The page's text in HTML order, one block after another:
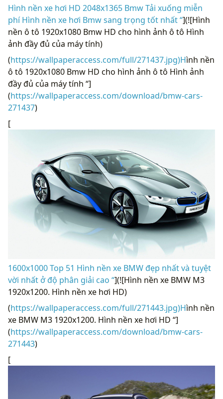
Hình nền xe hơi HD 2048x1365 Bmw Tải xuống miễn
phí Hình nền xe hơi Bmw sang trọng tốt nhất “](![Hình
nền ô tô 1920x1080 Bmw HD cho hình ảnh ô tô Hình
ảnh đầy đủ của máy tính)
(https://wallpaperaccess.com/full/271437.jpg)Hình nền
ô tô 1920x1080 Bmw HD cho hình ảnh ô tô Hình ảnh
đầy đủ của máy tính “]
(https://wallpaperaccess.com/download/bmw-cars-
271437)
[
1600x1000 Top 51 Hình nền xe BMW đẹp nhất và tuyệt
vời nhất ở độ phân giải cao “](![Hình nền xe BMW M3
1920x1200. Hình nền xe hơi HD)
(https://wallpaperaccess.com/full/271443.jpg)Hình nền
xe BMW M3 1920x1200. Hình nền xe hơi HD “]
(https://wallpaperaccess.com/download/bmw-cars-
271443)
[